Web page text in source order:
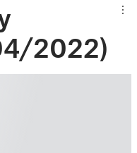
2022)